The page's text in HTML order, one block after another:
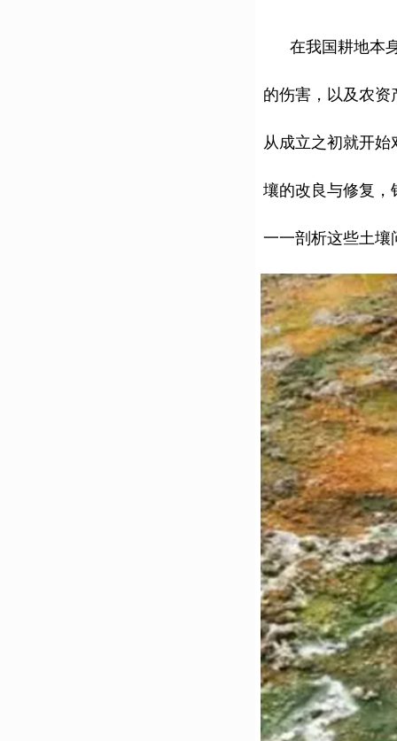
在我国耕地本身
的伤害，以及农
从成立之初就开
壤的改良与修复，
一一剖析这些土壤